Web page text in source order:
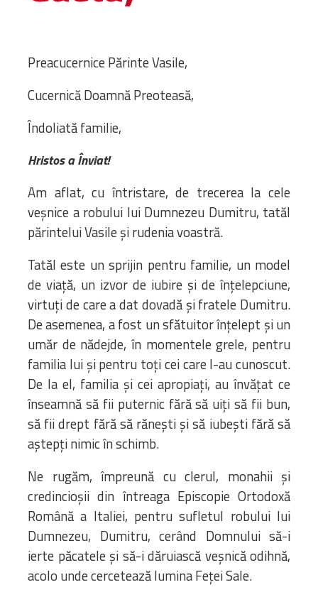
CSDE
La Parola del Vescovo
Lectura Lunii
CONTATTI
Preacucernice Părinte Vasile,
Cucernică Doamnă Preoteasă,
Îndoliată familie,
Hristos a Înviat!
Am aflat, cu întristare, de trecerea la cele
veșnice a robului lui Dumnezeu Dumitru, tatăl
părintelui Vasile și rudenia voastră.
Tatăl este un sprijin pentru familie, un model
de viață, un izvor de iubire și de înțelepciune,
virtuți de care a dat dovadă și fratele Dumitru.
De asemenea, a fost un sfătuitor înțelept și un
umăr de nădejde, în momentele grele, pentru
familia lui și pentru toți cei care l-au cunoscut.
De la el, familia și cei apropiați, au învățat ce
înseamnă să fii puternic fără să uiți să fii bun,
să fii drept fără să rănești și să iubești fără să
aștepți nimic în schimb.
Ne rugăm, împreună cu clerul, monahii și
credincioșii din întreaga Episcopie Ortodoxă
Română a Italiei, pentru sufletul robului lui
Dumnezeu, Dumitru, cerând Domnului să-i
ierte păcatele și să-i dăruiască veșnică odihnă,
acolo unde cercetează lumina Feței Sale.